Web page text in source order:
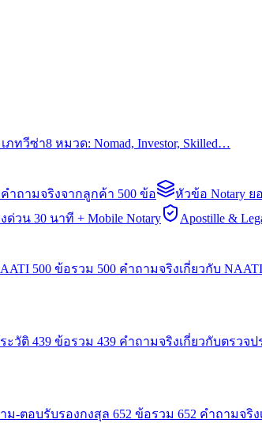
ภทวีซ่า8 หมวด: Nomad, Investor, Skilled…
ำถามจริงจากลูกค้า 500 ข้อ หัวข้อ Notary ย
ด่วน 30 นาที + Mobile Notary Apostille &
500 ข้อรวม 500 คำถามจริงเกี่ยวกับ NAATI
ะวัติ 439 ข้อรวม 439 คำถามจริงเกี่ยวกับตรวจป
ม-ตอบรับรองกงสุล 652 ข้อรวม 652 คำถามจริ